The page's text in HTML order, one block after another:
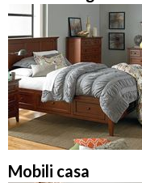
Mobili casa